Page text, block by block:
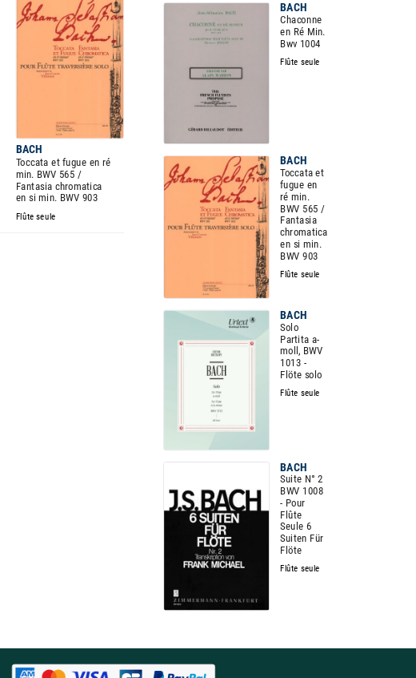
BACH
Toccata et fugue en ré
min. BWV 565 /
Fantasia chromatica
en si min. BWV 903
Flûte seule
BACH
Chaconne
en Ré Min.
Bwv 1004
Flûte seule
BACH
Toccata et
fugue en
ré min.
BWV 565 /
Fantasia
chromatica
en si min.
BWV 903
Flûte seule
BACH
Solo
Partita a-
moll, BWV
1013 -
Flöte solo
Flûte seule
BACH
Suite N° 2
BWV 1008
- Pour
Flûte
Seule 6
Suiten Für
Flöte
Flûte seule